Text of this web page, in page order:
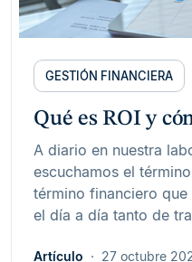
GESTIÓN FINANCIERA
Qué es ROI y
A diario en nuestra
escuchamos el
término financiero que
el día a día tanto de
Artículo 27 octubre